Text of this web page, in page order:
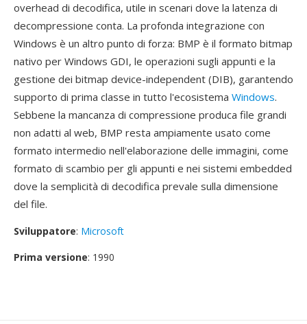
overhead di decodifica, utile in scenari dove la latenza di
decompressione conta. La profonda integrazione con
Windows è un altro punto di forza: BMP è il formato bitmap
nativo per Windows GDI, le operazioni sugli appunti e la
gestione dei bitmap device-independent (DIB), garantendo
supporto di prima classe in tutto l'ecosistema Windows.
Sebbene la mancanza di compressione produca file grandi
non adatti al web, BMP resta ampiamente usato come
formato intermedio nell'elaborazione delle immagini, come
formato di scambio per gli appunti e nei sistemi embedded
dove la semplicità di decodifica prevale sulla dimensione
del file.
Sviluppatore: Microsoft
Prima versione: 1990